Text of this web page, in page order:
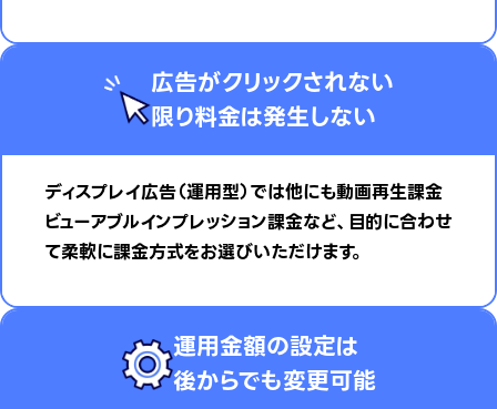
広告がクリックされない
限り料金は発生しない
ディスプレイ広告（運用型）では他にも動画再生課金
ビューアブルインプレッション課金など、目的に合わせ
て柔軟に課金方式をお選びいただけます。
運用金額の設定は
後からでも変更可能